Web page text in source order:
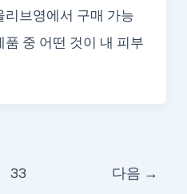
리브영에서 구매 가능
중 어떤 것이 내 피부
33 다음 →